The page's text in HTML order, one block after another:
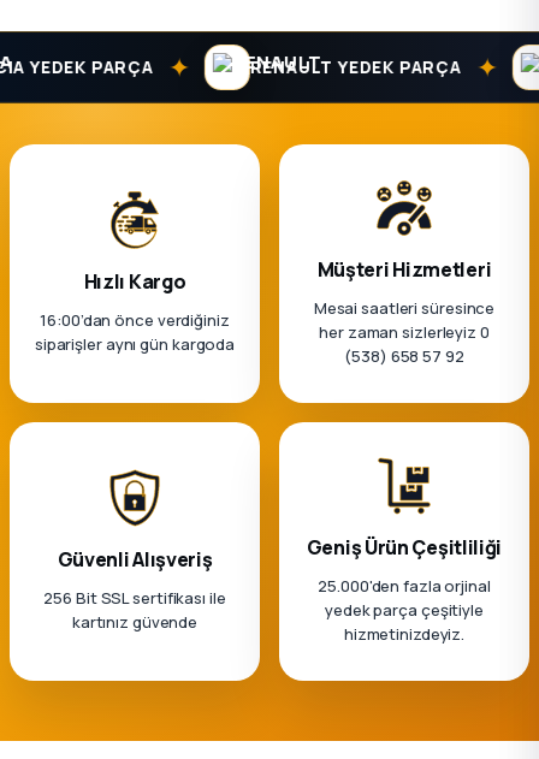
PARÇA ✦ RENAULT YEDEK PARÇA ✦
Hızlı Kargo
16:00’dan önce verdiğiniz
siparişler aynı gün kargoda
Müşteri Hizmetleri
Mesai saatleri süresince
her zaman sizlerleyiz 0
(538) 658 57 92
Güvenli Alışveriş
256 Bit SSL sertifikası ile
kartınız güvende
Geniş Ürün Çeşitliliği
25.000'den fazla orjinal
yedek parça çeşitiyle
hizmetinizdeyiz.